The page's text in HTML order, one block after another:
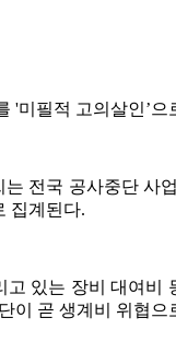
'미필적 고의살인’
전국 공사중단 사
집계된다.
있는 장비 대여
이 곧 생계비 위협으